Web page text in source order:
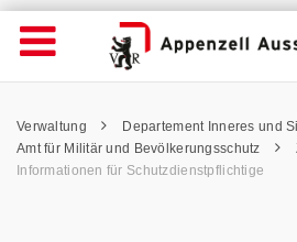
Informationen für
Wichtige
Seiten
Home
Inhalt
Kontakt
Sitemap
Navigation
Inhalt
Pfadnavigation
Verwaltung
Departement Inneres und
Amt für Militär und Bevölkerungsschutz
Informationen für Schutzdienstpflichtige